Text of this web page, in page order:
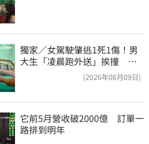
獨家／女駕駛肇逃1死1傷！男
大生「凌晨跑外送」挨撞 媽
(2026年08月09日)
它前5月營收破2000億　訂單一
路排到明年